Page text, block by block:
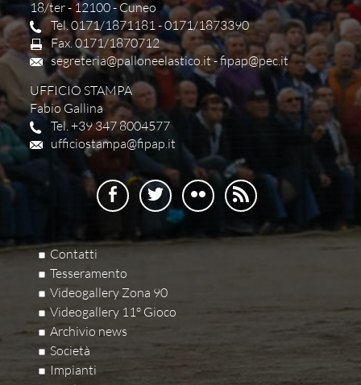
18/ter - 12100 - Cuneo
Tel. 0171/1871181 - 0171/1873390
Fax. 0171/1870712
segreteria@palloneelastico.it-fipap@pec.it
UFFICIO STAMPA
Fabio Gallina
Tel. +39 347 8004577
ufficiostampa@fipap.it
Contatti
Tesseramento
Videogallery Zona 90
Videogallery 11° Gioco
Archivio news
Società
Impianti